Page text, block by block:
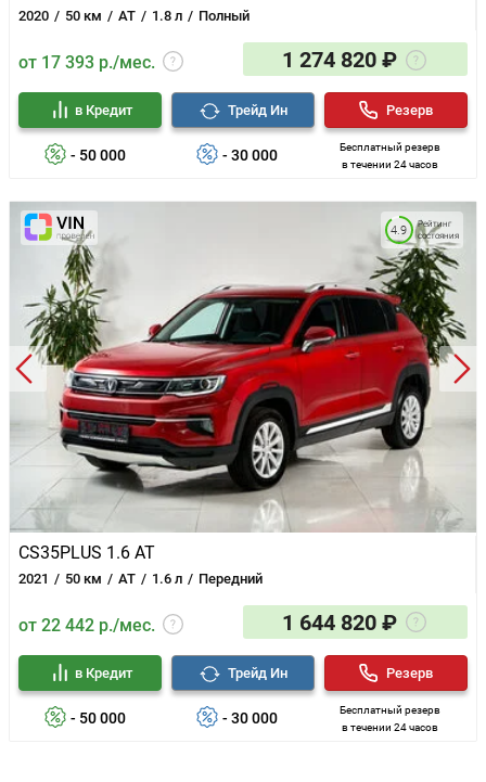
2020 50 км AT 1.8 л Полный
от 17 393 р./мес. 1 274 820 ₽
- 50 000
в Кредит
- 30 000
Трейд Ин
Бесплатный резерв
в течении 24 часов
Резерв
CS35PLUS 1.6 AT
2021 50 км AT 1.6 л Передний
Рейтинг
состояния
4.9
от 22 442 р./мес. 1 644 820 ₽
- 50 000
в Кредит
- 30 000
Трейд Ин
Бесплатный резерв
в течении 24 часов
Резерв